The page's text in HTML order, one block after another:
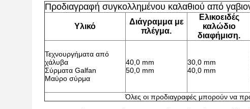
Προδιαγραφή συγκολλημένου καλαθιού από
Υλικό
Διάγραμμα με
πλέγμα.
Ελικοειδές
καλώδιο
διαφήμιση.
Τεχνουργήματα από
χάλυβα
Σύρματα Galfan
Μαύρο σύρμα
40,0 mm
50,0 mm
30,0 mm
40,0 mm
Όλες οι προδιαγραφές μπορούν να